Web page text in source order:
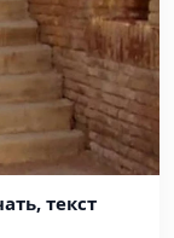
текст